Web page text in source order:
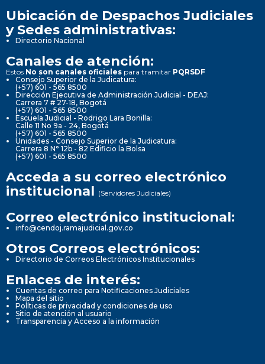
Ubicación de Despachos Judiciales
y Sedes administrativas:
Directorio Nacional
Canales de atención:
Estos No son canales oficiales para tramitar PQRSDF
Consejo Superior de la Judicatura:
(+57) 601 - 565 8500
Dirección Ejecutiva de Administración Judicial - DEAJ:
Carrera 7 # 27-18, Bogotá
(+57) 601 - 565 8500
Escuela Judicial - Rodrigo Lara Bonilla:
Calle 11 No 9a - 24, Bogotá
(+57) 601 - 565 8500
Unidades - Consejo Superior de la Judicatura:
Carrera 8 N° 12b - 82 Edificio la Bolsa
(+57) 601 - 565 8500
Acceda a su correo electrónico
institucional (Servidores Judiciales)
Correo electrónico institucional:
info@cendoj.ramajudicial.gov.co
Otros Correos electrónicos:
Directorio de Correos Electrónicos Institucionales
Enlaces de interés:
Cuentas de correo para Notificaciones Judiciales
Mapa del sitio
Políticas de privacidad y condiciones de uso
Sitio de atención al usuario
Transparencia y Acceso a la información